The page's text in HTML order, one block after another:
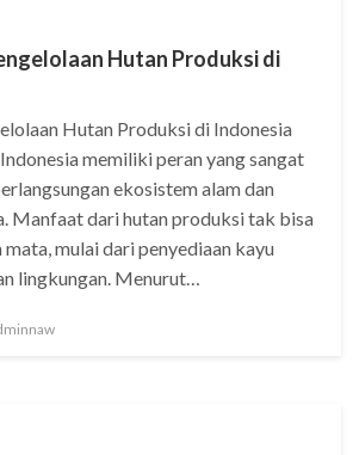
Hutan Produksi di
Hutan Produksi di Indonesia
memiliki peran yang sangat
ekosistem alam dan
Manfaat dari hutan produksi tak bisa
mulai dari penyediaan kayu
lingkungan. Menurut…